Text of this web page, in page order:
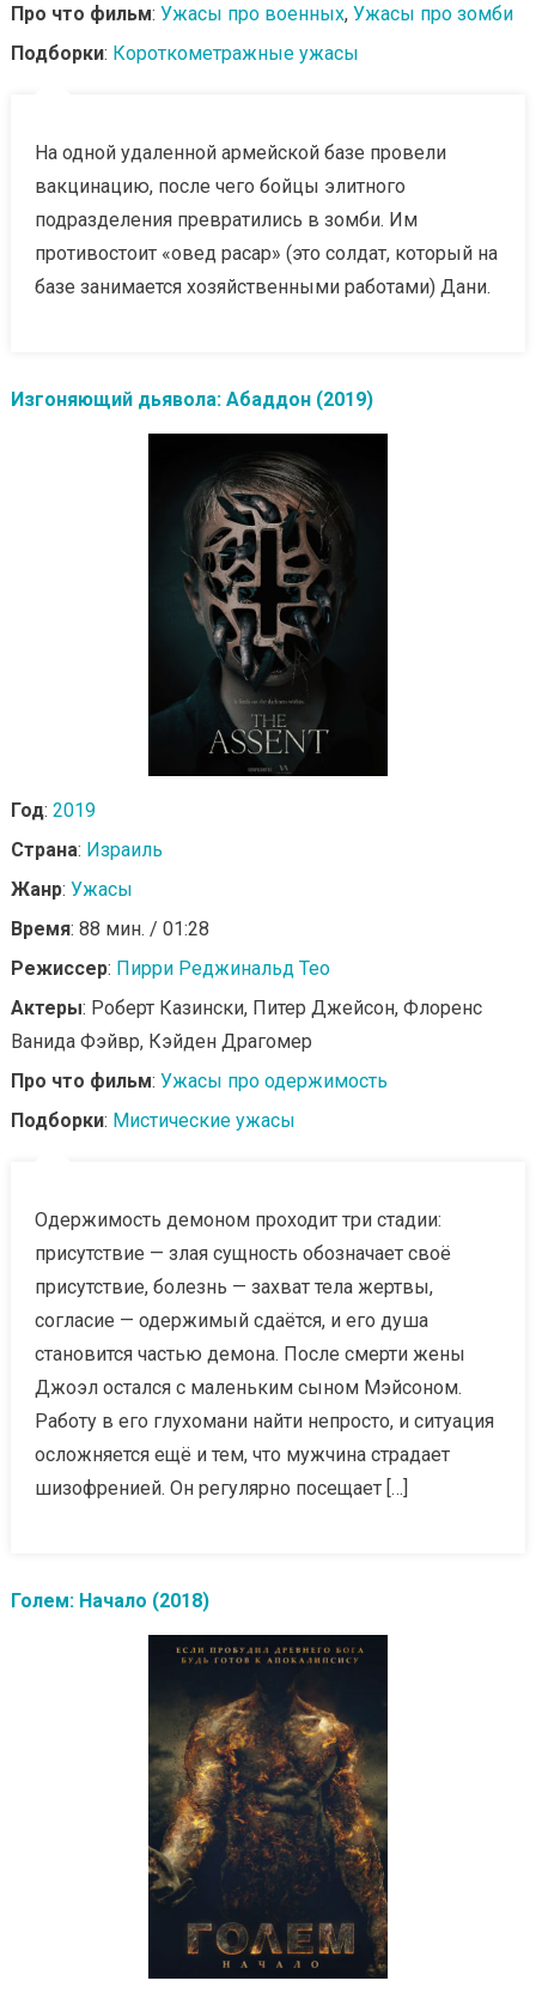
Про что фильм: Ужасы про военных, Ужасы про зомби
Подборки: Короткометражные ужасы
На одной удаленной армейской базе провели
вакцинацию, после чего бойцы элитного
подразделения превратились в зомби. Им
противостоит «овед расар» (это солдат, который на
базе занимается хозяйственными работами) Дани.
Изгоняющий дьявола: Абаддон (2019)
Год: 2019
Страна: Израиль
Жанр: Ужасы
Время: 88 мин. / 01:28
Режиссер: Пирри Реджинальд Тео
Актеры: Роберт Казински, Питер Джейсон, Флоренс
Ванида Фэйвр, Кэйден Драгомер
Про что фильм: Ужасы про одержимость
Подборки: Мистические ужасы
Одержимость демоном проходит три стадии:
присутствие — злая сущность обозначает своё
присутствие, болезнь — захват тела жертвы,
согласие — одержимый сдаётся, и его душа
становится частью демона. После смерти жены
Джоэл остался с маленьким сыном Мэйсоном.
Работу в его глухомани найти непросто, и ситуация
осложняется ещё и тем, что мужчина страдает
шизофренией. Он регулярно посещает […]
Голем: Начало (2018)